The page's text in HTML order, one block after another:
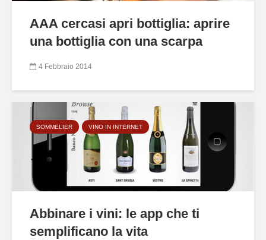
AAA cercasi apri bottiglia: aprire
una bottiglia con una scarpa
4 Febbraio 2014
SOMMELIER VINO IN INTERNET
Abbinare i vini: le app che ti
semplificano la vita